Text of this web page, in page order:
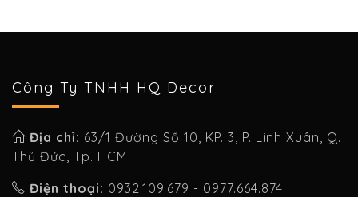
Công Ty TNHH HQ Decor
Địa chỉ: 63/1 Đường Số 10, KP. 3, P. Linh Xuân, Q.
Thủ Đức, Tp. HCM
Điện thoại: 0932.109.679 - 0977.664.874